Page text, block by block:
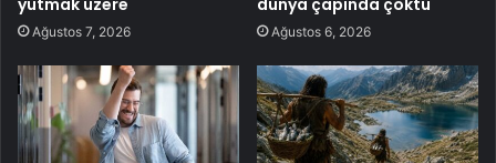
Ağustos 7, 2026 Ağustos 6, 2026